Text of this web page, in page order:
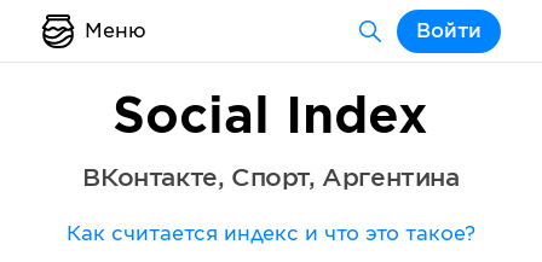
Меню Войти
Social Index
ВКонтакте, Спорт, Аргентина
Как считается индекс и что это такое?